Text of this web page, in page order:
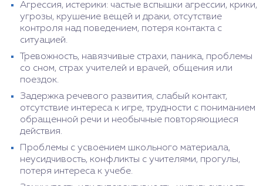
Агрессия, истерики: частые вспышки агрессии, крики,
угрозы, крушение вещей и драки, отсутствие
контроля над поведением, потеря контакта с
ситуацией.
Тревожность, навязчивые страхи, паника, проблемы
со сном, страх учителей и врачей, общения или
поездок.
Задержка речевого развития, слабый контакт,
отсутствие интереса к игре, трудности с пониманием
обращенной речи и необычные повторяющиеся
действия.
Проблемы с усвоением школьного материала,
неусидчивость, конфликты с учителями, прогулы,
потеря интереса к учебе.